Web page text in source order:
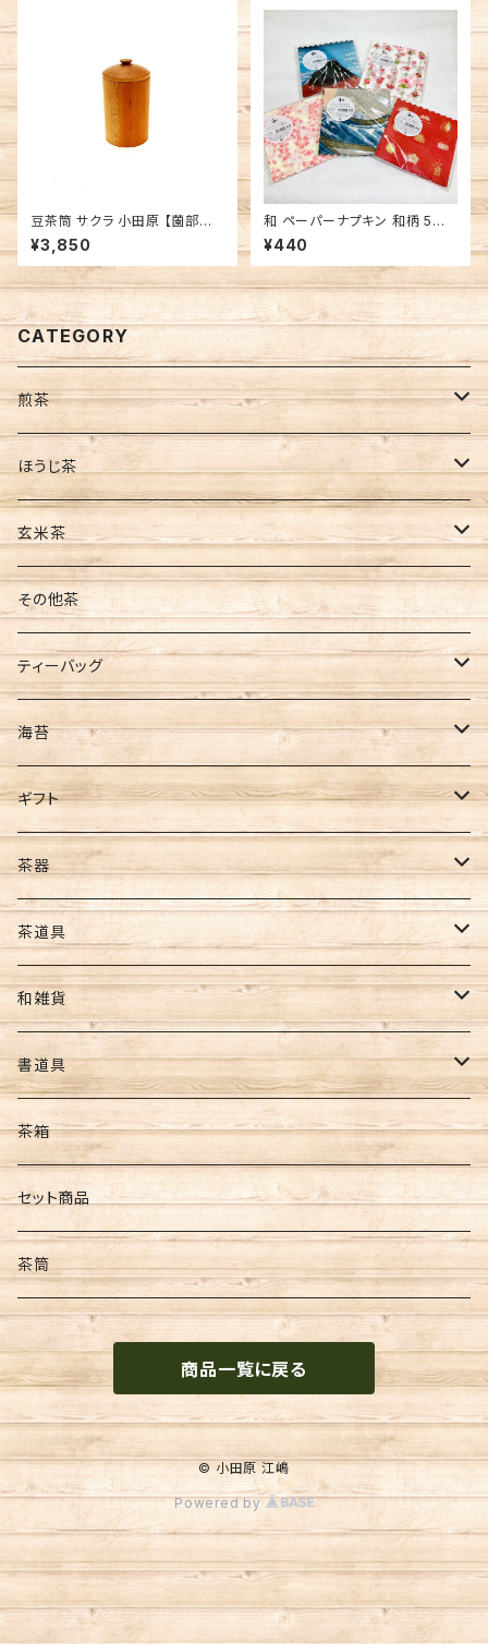
豆茶筒 サクラ 小田原 【薗部産
業製】木製茶筒
¥3,850
和 ペーパーナプキン 和柄 5種
類
¥440
CATEGORY
煎茶
茶葉
缶入
袋入
ティーバッグ
水出し
新茶
ギフト
ほうじ茶
茶葉
ティーバッグ
玄米茶
茶葉
ティーバッグ
その他茶
ティーバッグ
煎茶
ほうじ茶
玄米茶
バイオ茶
カカオティー
ギフトセット
海苔
全型サイズ
8切サイズ
その他
ギフト
ギフト
お茶ギフト
海苔ギフト
お茶･海苔ギフト
茶器
急須
水出し用ボトル
フィルターインボトル
カークボトル
コースター
茶道具
懐紙
和雑貨
ポーチ・財布
扇子・うちわ
和紙
文具
便箋
季節物
金封
書道具
筆
墨
茶箱
セット商品
茶筒
商品一覧に戻る
© 小田原 江嶋
Powered by